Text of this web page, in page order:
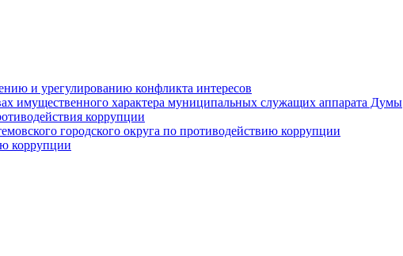
и урегулированию конфликта интересов
имущественного характера муниципальных служащих аппарата Думы
коррупции
городского округа по противодействию коррупции
коррупции